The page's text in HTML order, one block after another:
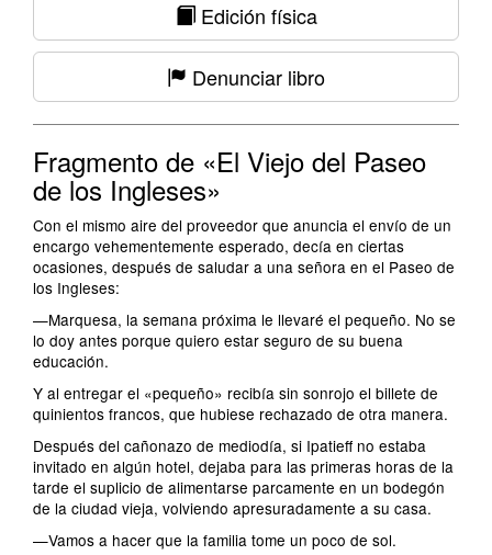
Edición física
Denunciar libro
Fragmento de «El Viejo del Paseo
de los Ingleses»
Con el mismo aire del proveedor que anuncia el envío de un
encargo vehementemente esperado, decía en ciertas
ocasiones, después de saludar a una señora en el Paseo de
los Ingleses:
—Marquesa, la semana próxima le llevaré el pequeño. No se
lo doy antes porque quiero estar seguro de su buena
educación.
Y al entregar el «pequeño» recibía sin sonrojo el billete de
quinientos francos, que hubiese rechazado de otra manera.
Después del cañonazo de mediodía, si Ipatieff no estaba
invitado en algún hotel, dejaba para las primeras horas de la
tarde el suplicio de alimentarse parcamente en un bodegón
de la ciudad vieja, volviendo apresuradamente a su casa.
—Vamos a hacer que la familia tome un poco de sol.